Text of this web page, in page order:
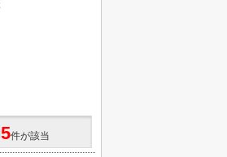
5件が該当